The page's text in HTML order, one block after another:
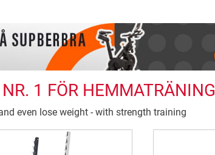
1 FÖR HEMMATRÄNING
even lose weight - with strength training